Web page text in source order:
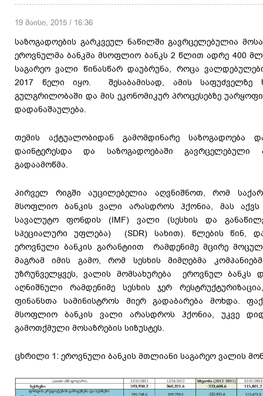
19 მაისი, 2015 / 16:36
საზოგადოების გარკვეულ ნაწილში გავრცელებულია
ეროვნულმა ბანკმა მსოფლიო ბანკს 2 წლით ადრე 400
საგარეო ვალი წინასწარ დაუბრუნა, როცა
2017 წელი იყო. შესაბამისად, ამის საფუძველზე
გულგრილობაში და მის ეკონომიკურ პროცესებზე
დადანაშაულება.
თემის აქტუალობიდან გამომდინარე საზოგადოება
დაინტერესდა და საზოგადოებაში გავრცელებული
გადაამოწმა.
პირველ რიგში აუცილებელია აღვნიშნოთ, რომ
მსოფლიო ბანკის ვალი არასდროს ჰქონია, მას
სავალუტო ფონდის (IMF) ვალი (სესხის და
სპეციალური უფლება) (SDR) სახით). წლების წინ,
ეროვნული ბანკის გარანტიით რამდენიმე მცირე
მაგრამ იმის გამო, რომ სესხის მიმღებმა
უზრუნველყვეს, ვალის მომსახურება ეროვნულ ბანკს
აღნიშნული რამდენიმე სესხის ჯერ
ფინანსთა სამინისტროს მიერ გადაბარება მოხდა.
მსოფლიო ბანკის ვალი არასდროს ჰქონია, უკვე დიდ
გამოთქმული მოსაზრების სიზუსტეს.
ცხრილი 1: ეროვნული ბანკის მთლიანი საგარეო ვალის